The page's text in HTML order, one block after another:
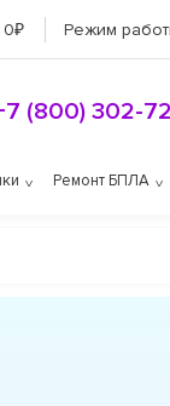
0₽ Режим
(800) 302-
Ремонт БПЛА